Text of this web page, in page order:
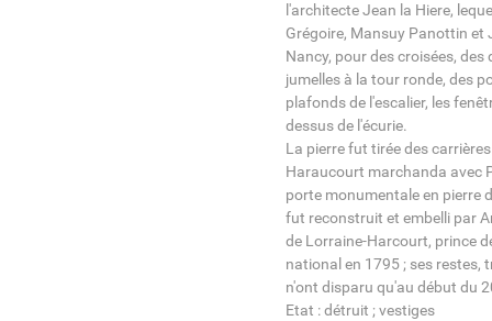
l'architecte Jean la Hiere,
Grégoire, Mansuy Panottin et
Nancy, pour des croisées, des
jumelles à la tour ronde, des
plafonds de l'escalier, les
dessus de l'écurie.
La pierre fut tirée des
Haraucourt marchanda avec
porte monumentale en pierre
fut reconstruit et embelli par
de Lorraine-Harcourt, prince
national en 1795 ; ses restes,
n'ont disparu qu'au début du
Etat : détruit ; vestiges